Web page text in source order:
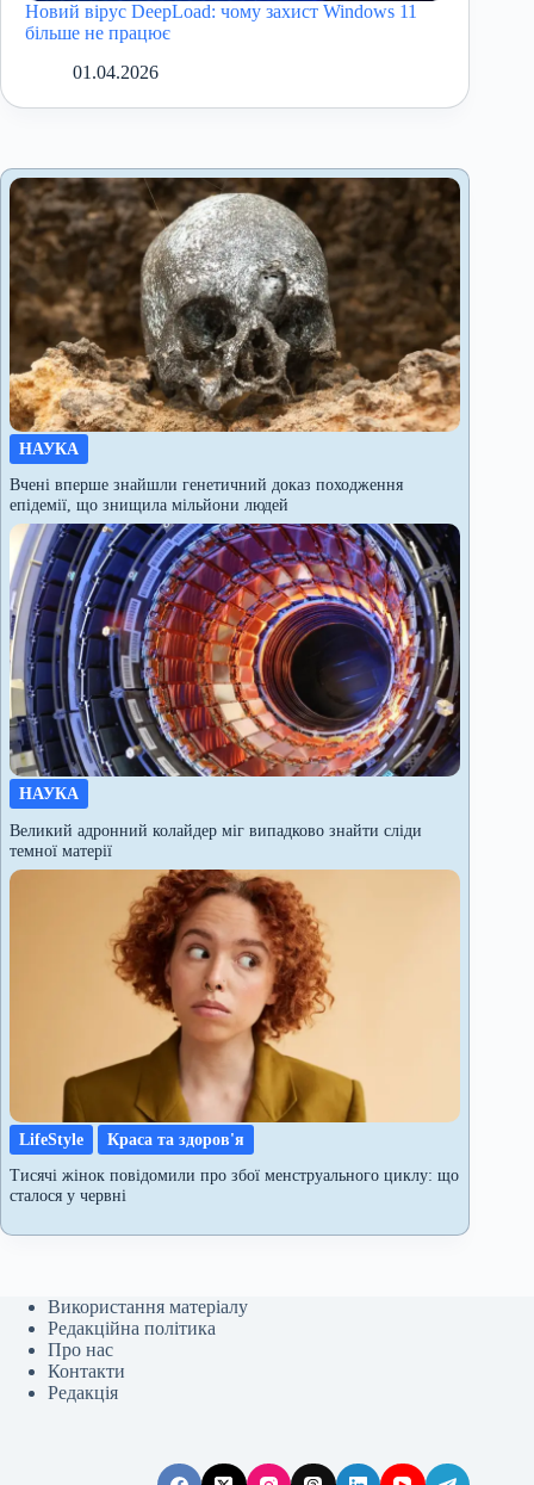
Новий вірус DeepLoad: чому захист Windows 11
більше не працює
01.04.2026
НАУКА
Вчені вперше знайшли генетичний доказ походження
епідемії, що знищила мільйони людей
НАУКА
Великий адронний колайдер міг випадково знайти сліди
темної матерії
LifeStyle
Краса та здоров'я
Тисячі жінок повідомили про збої менструального циклу: що
сталося у червні
Використання матеріалу
Редакційна політика
Про нас
Контакти
Редакція